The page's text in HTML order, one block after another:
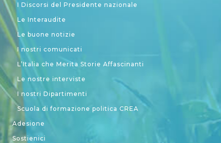
I Discorsi del Presidente nazionale
Le Interaudite
Le buone notizie
I nostri comunicati
L’Italia che Merita Storie Affascinanti
Le nostre interviste
I nostri Dipartimenti
Scuola di formazione politica CREA
Adesione
Sostienici